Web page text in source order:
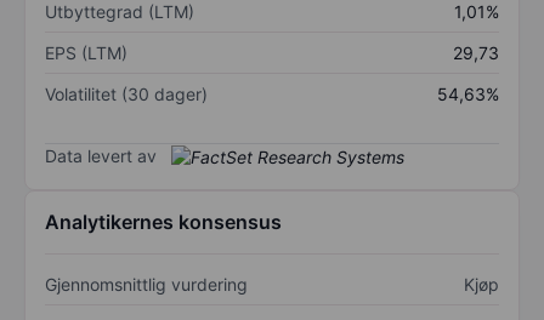
Utbyttegrad (LTM)
1,01%
EPS (LTM)
29,73
Volatilitet (30 dager)
54,63%
Data levert av
Analytikernes konsensus
Gjennomsnittlig vurdering Kjøp